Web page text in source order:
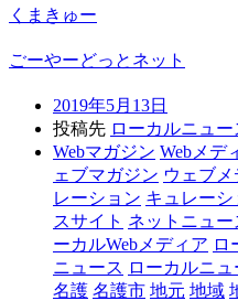
くまきゅー
ごーやーどっとネット
2019年5月13日
投稿先 ローカルニュー
Webマガジン Webメデ
ェブマガジン ウェブメ
レーション キュレー
スサイト ネットニュー
ーカルWebメディア ロ
ニュース ローカルニュ
名護 名護市 地元 地域